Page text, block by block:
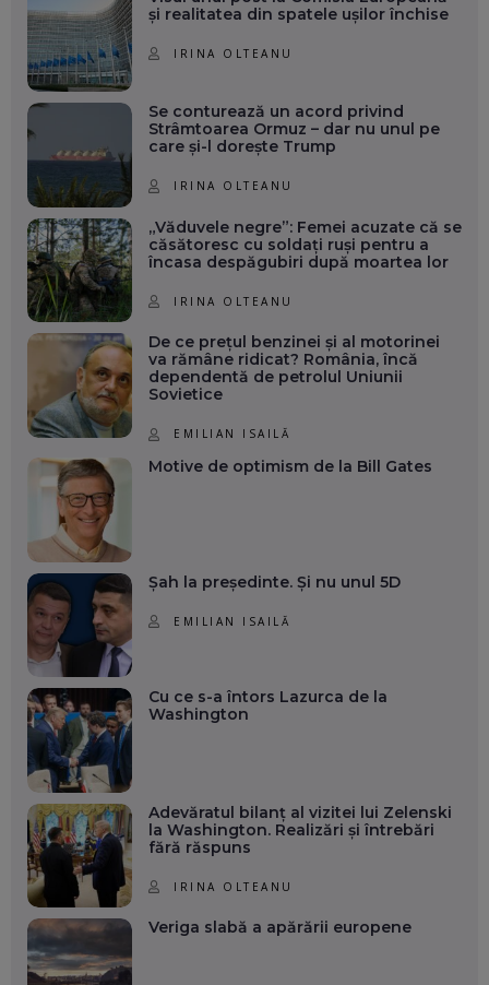
și realitatea din spatele ușilor închise
IRINA OLTEANU
Se conturează un acord privind
Strâmtoarea Ormuz – dar nu unul pe
care și-l dorește Trump
IRINA OLTEANU
„Văduvele negre”: Femei acuzate că se
căsătoresc cu soldați ruși pentru a
încasa despăgubiri după moartea lor
IRINA OLTEANU
De ce prețul benzinei și al motorinei
va rămâne ridicat? România, încă
dependentă de petrolul Uniunii
Sovietice
EMILIAN ISAILĂ
Motive de optimism de la Bill Gates
Șah la președinte. Și nu unul 5D
EMILIAN ISAILĂ
Cu ce s-a întors Lazurca de la
Washington
Adevăratul bilanț al vizitei lui Zelenski
la Washington. Realizări și întrebări
fără răspuns
IRINA OLTEANU
Veriga slabă a apărării europene